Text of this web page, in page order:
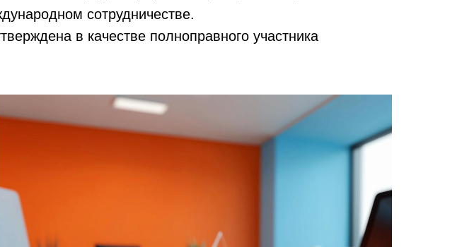
сотрудничестве.
в качестве полноправного участника